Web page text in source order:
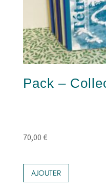
Pack –
70,00 €
AJOUTER